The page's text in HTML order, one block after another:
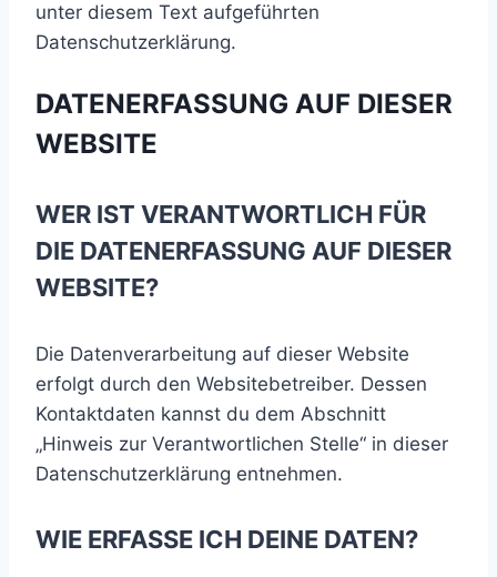
unter diesem Text aufgeführten
Datenschutzerklärung.
DATENERFASSUNG AUF DIESER
WEBSITE
WER IST VERANTWORTLICH FÜR
DIE DATENERFASSUNG AUF DIESER
WEBSITE?
Die Datenverarbeitung auf dieser Website
erfolgt durch den Websitebetreiber. Dessen
Kontaktdaten kannst du dem Abschnitt
„Hinweis zur Verantwortlichen Stelle“ in dieser
Datenschutzerklärung entnehmen.
WIE ERFASSE ICH DEINE DATEN?